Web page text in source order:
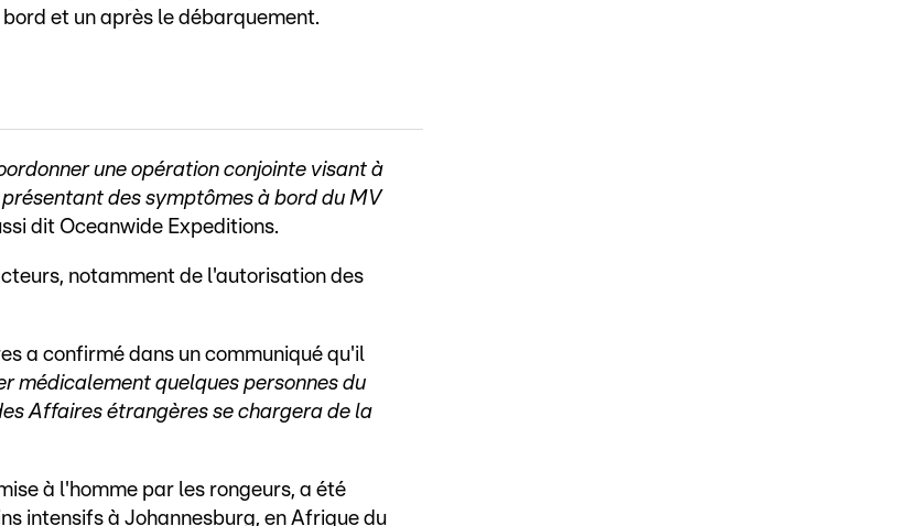
et un après le débarquement.
une opération conjointe visant à
des symptômes à bord du MV
dit Oceanwide Expeditions.
notamment de l'autorisation des
a confirmé dans un communiqué qu'il
médicalement quelques personnes du
Affaires étrangères se chargera de la
à l'homme par les rongeurs, a été
intensifs à Johannesburg, en Afrique du